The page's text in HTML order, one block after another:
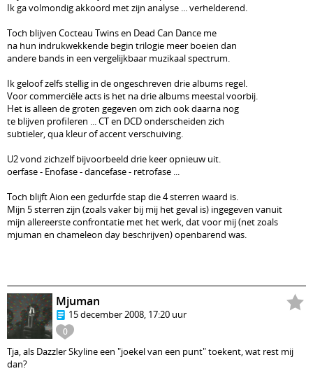
Ik ga volmondig akkoord met zijn analyse ... verhelderend.
Toch blijven Cocteau Twins en Dead Can Dance me
na hun indrukwekkende begin trilogie meer boeien dan
andere bands in een vergelijkbaar muzikaal spectrum.
Ik geloof zelfs stellig in de ongeschreven drie albums regel.
Voor commerciële acts is het na drie albums meestal voorbij.
Het is alleen de groten gegeven om zich ook daarna nog
te blijven profileren ... CT en DCD onderscheiden zich
subtieler, qua kleur of accent verschuiving.
U2 vond zichzelf bijvoorbeeld drie keer opnieuw uit.
oerfase - Enofase - dancefase - retrofase ...
Toch blijft Aion een gedurfde stap die 4 sterren waard is.
Mijn 5 sterren zijn (zoals vaker bij mij het geval is) ingegeven vanuit
mijn allereerste confrontatie met het werk, dat voor mij (net zoals
mjuman en chameleon day beschrijven) openbarend was.
0
Mjuman
15 december 2008, 17:20 uur
Tja, als Dazzler Skyline een "joekel van een punt" toekent, wat rest mij
dan?